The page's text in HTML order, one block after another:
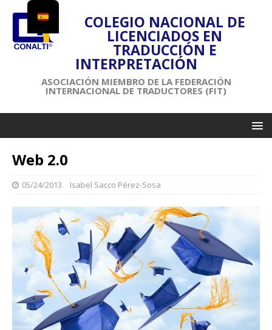
COLEGIO NACIONAL DE
LICENCIADOS EN
TRADUCCIÓN E
INTERPRETACIÓN
ASOCIACIÓN MIEMBRO DE LA FEDERACIÓN
INTERNACIONAL DE TRADUCTORES (FIT)
Web 2.0
05/24/2013 Isabel Sacco Pérez-Sosa